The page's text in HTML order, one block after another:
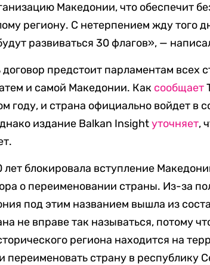
Македонии, что обеспечит
региону. С нетерпением жду того
развиваться 30 флагов», —
предстоит парламентам всех
и самой Македонии. Как сообщает
году, и страна официально войдет в
издание Balkan Insightуточняет,
лет блокировала вступление
о переименовании страны. Из-за
под этим названием вышла из
не вправе так называться, потому
региона находится на
переименовать страну в республику